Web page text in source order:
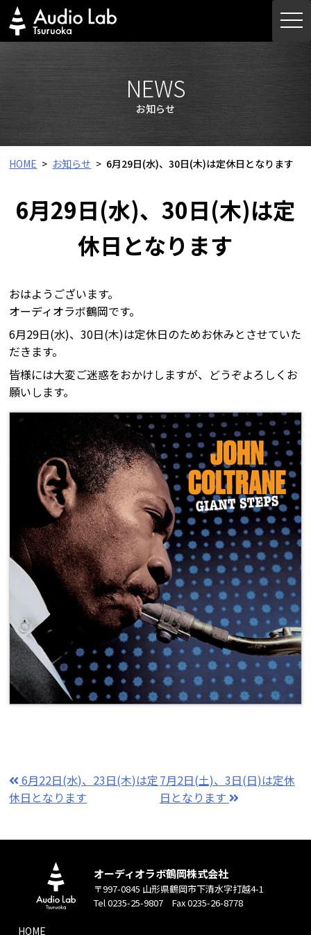
Skip
to
content
NEWS
お知らせ
HOME お知らせ 6月29日(水)、30日(木)は定休日となります
6月29日(水)、30日(木)は定
休日となります
おはようございます。
オーディオラボ鶴岡です。
6月29日(水)、30日(木)は定休日のためお休みとさせていた
だきます。
皆様には大変ご迷惑をおかけしますが、どうぞよろしくお
願いします。
6月22日(水)、23日(木)は定
休日となります
7月2日(土)、3日(日)は定休
日となります
オーディオラボ鶴岡株式会社
〒997-0845 山形県鶴岡市下清水字打越4-1
Tel 0235-25-9807 Fax 0235-26-8778
HOME